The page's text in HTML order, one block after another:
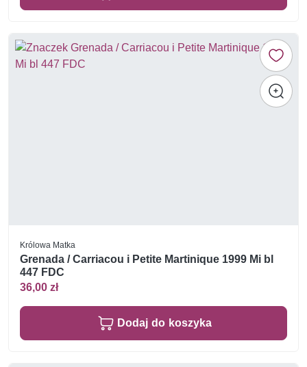
Królowa Matka
Grenada / Carriacou i Petite Martinique 1999 Mi bl
447 FDC
36,00 zł
Dodaj do koszyka